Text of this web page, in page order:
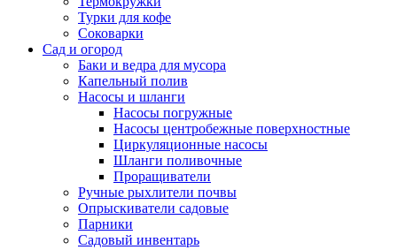
Турки для кофе
Соковарки
Сад и огород
Баки и ведра для мусора
Капельный полив
Насосы и шланги
Насосы погружные
Насосы центробежные поверхностные
Циркуляционные насосы
Шланги поливочные
Проращиватели
Ручные рыхлители почвы
Опрыскиватели садовые
Парники
Садовый инвентарь